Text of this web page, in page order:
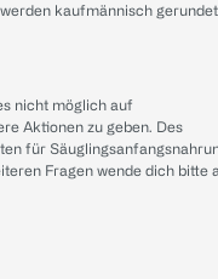
kaufmännisch
nicht möglich auf
Aktionen zu geben. Des
für
Fragen wende dich bitte